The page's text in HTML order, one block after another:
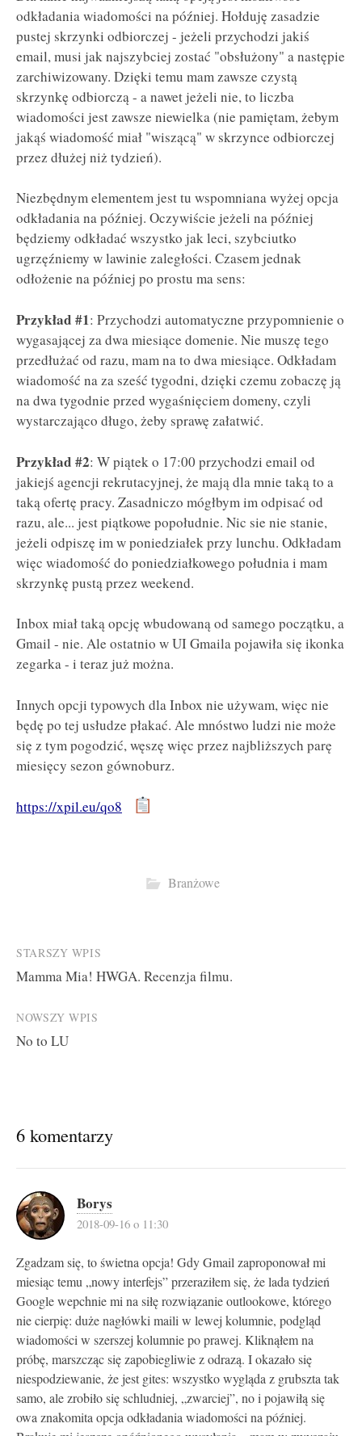
odkładania wiadomości na później. Hołduję zasadzie
pustej skrzynki odbiorczej - jeżeli przychodzi jakiś
email, musi jak najszybciej zostać "obsłużony" a następie
zarchiwizowany. Dzięki temu mam zawsze czystą
skrzynkę odbiorczą - a nawet jeżeli nie, to liczba
wiadomości jest zawsze niewielka (nie pamiętam, żebym
jakąś wiadomość miał "wiszącą" w skrzynce odbiorczej
przez dłużej niż tydzień).
Niezbędnym elementem jest tu wspomniana wyżej opcja
odkładania na później. Oczywiście jeżeli na później
będziemy odkładać wszystko jak leci, szybciutko
ugrzęźniemy w lawinie zaległości. Czasem jednak
odłożenie na później po prostu ma sens:
Przykład #1: Przychodzi automatyczne przypomnienie o
wygasającej za dwa miesiące domenie. Nie muszę tego
przedłużać od razu, mam na to dwa miesiące. Odkładam
wiadomość na za sześć tygodni, dzięki czemu zobaczę ją
na dwa tygodnie przed wygaśnięciem domeny, czyli
wystarczająco długo, żeby sprawę załatwić.
Przykład #2: W piątek o 17:00 przychodzi email od
jakiejś agencji rekrutacyjnej, że mają dla mnie taką to a
taką ofertę pracy. Zasadniczo mógłbym im odpisać od
razu, ale... jest piątkowe popołudnie. Nic sie nie stanie,
jeżeli odpiszę im w poniedziałek przy lunchu. Odkładam
więc wiadomość do poniedziałkowego południa i mam
skrzynkę pustą przez weekend.
Inbox miał taką opcję wbudowaną od samego początku, a
Gmail - nie. Ale ostatnio w UI Gmaila pojawiła się ikonka
zegarka - i teraz już można.
Innych opcji typowych dla Inbox nie używam, więc nie
będę po tej usłudze płakać. Ale mnóstwo ludzi nie może
się z tym pogodzić, węszę więc przez najbliższych parę
miesięcy sezon gównoburz.
https://xpil.eu/qo8
Branżowe
Post
navigation
STARSZY WPIS
Mamma Mia! HWGA. Recenzja filmu.
NOWSZY WPIS
No to LU
6 komentarzy
Borys
2018-09-16 o 11:30
Zgadzam się, to świetna opcja! Gdy Gmail zaproponował mi
miesiąc temu „nowy interfejs” przeraziłem się, że lada tydzień
Google wepchnie mi na siłę rozwiązanie outlookowe, którego
nie cierpię: duże nagłówki maili w lewej kolumnie, podgląd
wiadomości w szerszej kolumnie po prawej. Kliknąłem na
próbę, marszcząc się zapobiegliwie z odrazą. I okazało się
niespodziewanie, że jest gites: wszystko wygląda z grubszta tak
samo, ale zrobiło się schludniej, „zwarciej”, no i pojawiłą się
owa znakomita opcja odkładania wiadomości na później.